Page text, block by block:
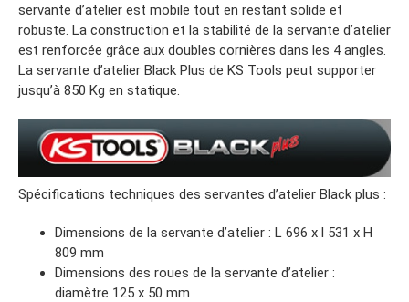
servante d’atelier est mobile tout en restant solide et
robuste. La construction et la stabilité de la servante d’atelier
est renforcée grâce aux doubles cornières dans les 4 angles.
La servante d’atelier Black Plus de KS Tools peut supporter
jusqu’à 850 Kg en statique.
Spécifications techniques des servantes d’atelier Black plus :
Dimensions de la servante d’atelier : L 696 x l 531 x H
809 mm
Dimensions des roues de la servante d’atelier :
diamètre 125 x 50 mm